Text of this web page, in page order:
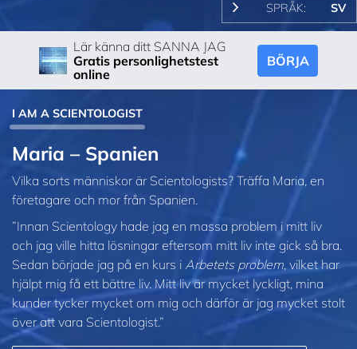
SPRÅK: SV
Lär känna ditt SANNA JAG
Gratis personlighetstest
online
BÖRJA
I AM A SCIENTOLOGIST
Maria – Spanien
Vilka sorts människor är Scientologists? Träffa Maria, en
företagare och mor från Spanien.
”Innan Scientology hade jag en massa problem i mitt liv
och jag ville hitta lösningar eftersom mitt liv inte gick så bra.
Sedan började jag på en kurs i Arbetets problem, vilket har
hjälpt mig få ett bättre liv. Mitt liv är mycket lyckligt, mina
kunder tycker mycket om mig och därför är jag mycket stolt
över att vara Scientologist.”